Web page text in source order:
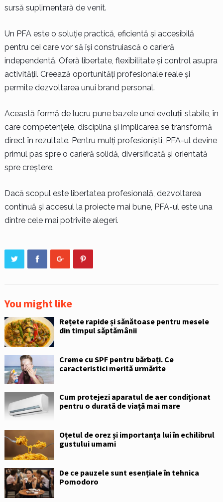
sursă suplimentară de venit.
Un PFA este o soluție practică, eficientă și accesibilă
pentru cei care vor să își construiască o carieră
independentă. Oferă libertate, flexibilitate și control asupra
activității. Creează oportunități profesionale reale și
permite dezvoltarea unui brand personal.
Această formă de lucru pune bazele unei evoluții stabile, în
care competențele, disciplina și implicarea se transformă
direct în rezultate. Pentru mulți profesioniști, PFA-ul devine
primul pas spre o carieră solidă, diversificată și orientată
spre creștere.
Dacă scopul este libertatea profesională, dezvoltarea
continuă și accesul la proiecte mai bune, PFA-ul este una
dintre cele mai potrivite alegeri.
You might like
Rețete rapide și sănătoase pentru mesele
din timpul săptămânii
Creme cu SPF pentru bărbați. Ce
caracteristici merită urmărite
Cum protejezi aparatul de aer condiționat
pentru o durată de viață mai mare
Oțetul de orez și importanța lui în echilibrul
gustului umami
De ce pauzele sunt esențiale în tehnica
Pomodoro